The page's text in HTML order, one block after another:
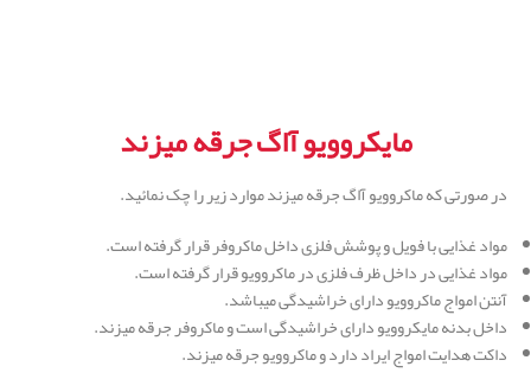
مایکروویو آاگ جرقه میزند
در صورتی که ماکروویو آاگ جرقه میزند موارد زیر را چک نمائید.
مواد غذایی با فویل و پوشش فلزی داخل ماکروفر قرار گرفته است.
مواد غذایی در داخل ظرف فلزی در ماکروویو قرار گرفته است.
آنتن امواج ماکروویو دارای خراشیدگی میباشد.
داخل بدنه مایکروویو دارای خراشیدگی است و ماکروفر جرقه میزند.
داکت هدایت امواج ایراد دارد و ماکروویو جرقه میزند.